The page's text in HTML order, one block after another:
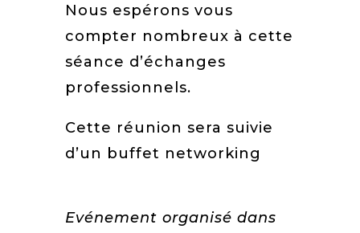
Nous espérons vous
compter nombreux à cette
séance d’échanges
professionnels.
Cette réunion sera suivie
d’un buffet networking
Evénement organisé dans